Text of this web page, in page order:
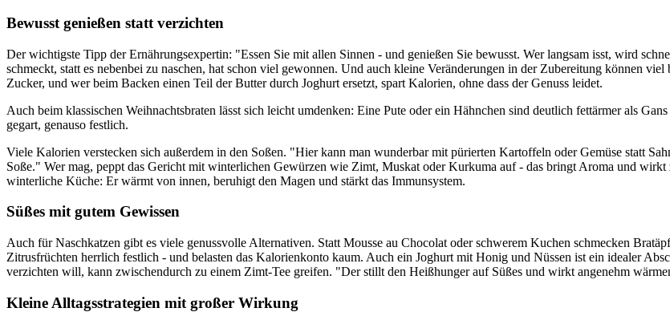
Bewusst genießen statt verzichten
Der wichtigste Tipp der Ernährungsexpertin: "Essen Sie mit allen Sinnen - und genießen Sie bewusst. Wer langsam isst, wird
schmeckt, statt es nebenbei zu naschen, hat schon viel gewonnen. Und auch kleine Veränderungen in der Zubereitung können
Zucker, und wer beim Backen einen Teil der Butter durch Joghurt ersetzt, spart Kalorien, ohne dass der Genuss leidet.
Auch beim klassischen Weihnachtsbraten lässt sich leicht umdenken: Eine Pute oder ein Hähnchen sind deutlich fettärmer als
gegart, genauso festlich.
Viele Kalorien verstecken sich außerdem in den Soßen. "Hier kann man wunderbar mit pürierten Kartoffeln oder Gemüse statt
Soße." Wer mag, peppt das Gericht mit winterlichen Gewürzen wie Zimt, Muskat oder Kurkuma auf - das bringt Aroma und
winterliche Küche: Er wärmt von innen, beruhigt den Magen und stärkt das Immunsystem.
Süßes mit gutem Gewissen
Auch für Naschkatzen gibt es viele genussvolle Alternativen. Statt Mousse au Chocolat oder schwerem Kuchen schmecken
Zitrusfrüchten herrlich festlich - und belasten das Kalorienkonto kaum. Auch ein Joghurt mit Honig und Nüssen ist ein idealer
verzichten will, kann zwischendurch zu einem Zimt-Tee greifen. "Der stillt den Heißhunger auf Süßes und wirkt angenehm
Kleine Alltagsstrategien mit großer Wirkung